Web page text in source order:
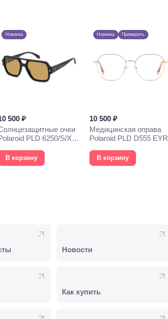
Новинка
500 ₽
очки
PLD 6250/S/X
В корзину
Новинка Примерить
10 500 ₽
Медицинская оправа
Polaroid PLD D555 EYR
В корзину
Новости
Как купить